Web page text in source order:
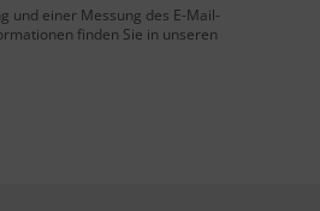
und einer Messung des E-Mail-
finden Sie in unseren